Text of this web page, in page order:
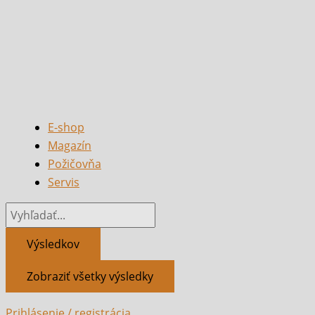
E-shop
Magazín
Požičovňa
Servis
Výsledkov
Zobraziť všetky výsledky